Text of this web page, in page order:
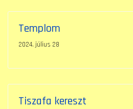
Templom
2024. július 28
Tiszafa kereszt